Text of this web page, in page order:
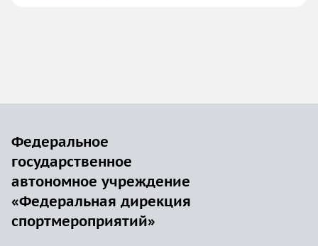
Федеральное
государственное
автономное учреждение
«Федеральная дирекция
спортмероприятий»